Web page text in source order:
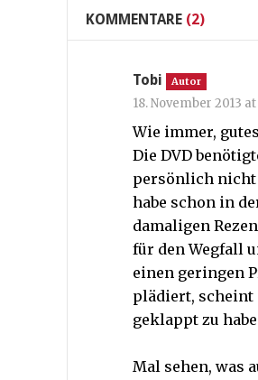
KOMMENTARE (2)
Tobi Autor
18. November 2013
Wie immer,
Die DVD
persönlich nicht
habe schon in
damaligen
für den Wegfall
einen geringen
plädiert, scheint
geklappt zu
Mal sehen, was